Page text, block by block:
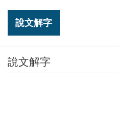
說文解字
說文解字